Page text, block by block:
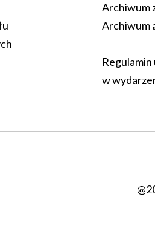
Archiwum
Archiwum
Regulamin
w